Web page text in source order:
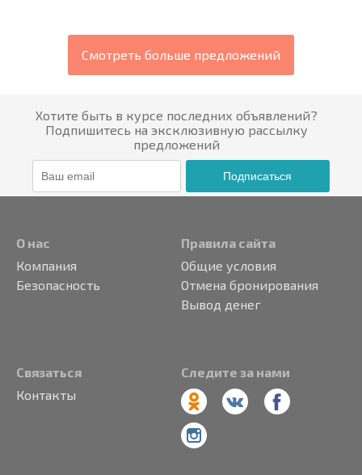
Смотреть больше предложений
Хотите быть в курсе последних объявлений?
Подпишитесь на эксклюзивную рассылку
предложений
Подписаться
О нас
Компания
Безопасность
Правила сайта
Общие условия
Отмена бронирования
Вывод денег
Связаться
Контакты
Следите за нами